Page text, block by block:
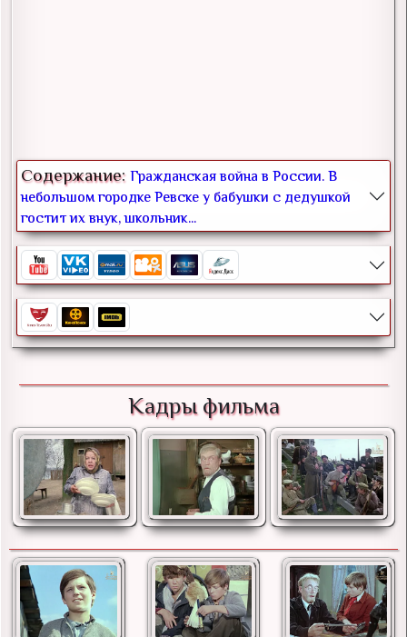
Содержание: Гражданская война в России. В
небольшом городке Ревске у бабушки с дедушкой
гостит их внук, школьник...
Кадры фильма